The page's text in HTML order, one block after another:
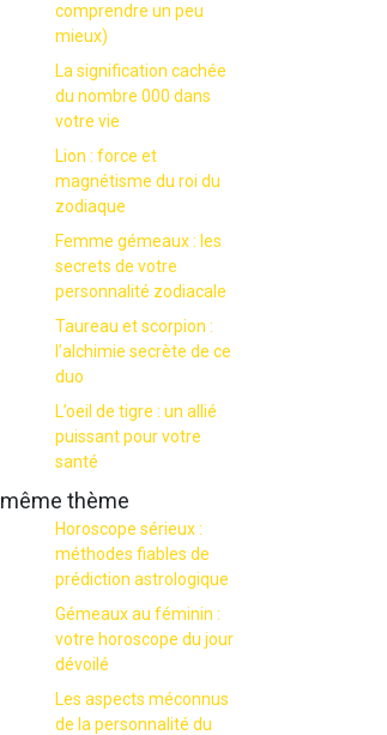
comprendre un peu
mieux)
La signification cachée
du nombre 000 dans
votre vie
Lion : force et
magnétisme du roi du
zodiaque
Femme gémeaux : les
secrets de votre
personnalité zodiacale
Taureau et scorpion :
l’alchimie secrète de ce
duo
L’oeil de tigre : un allié
puissant pour votre
santé
thème
Horoscope sérieux :
méthodes fiables de
prédiction astrologique
Gémeaux au féminin :
votre horoscope du jour
dévoilé
Les aspects méconnus
de la personnalité du